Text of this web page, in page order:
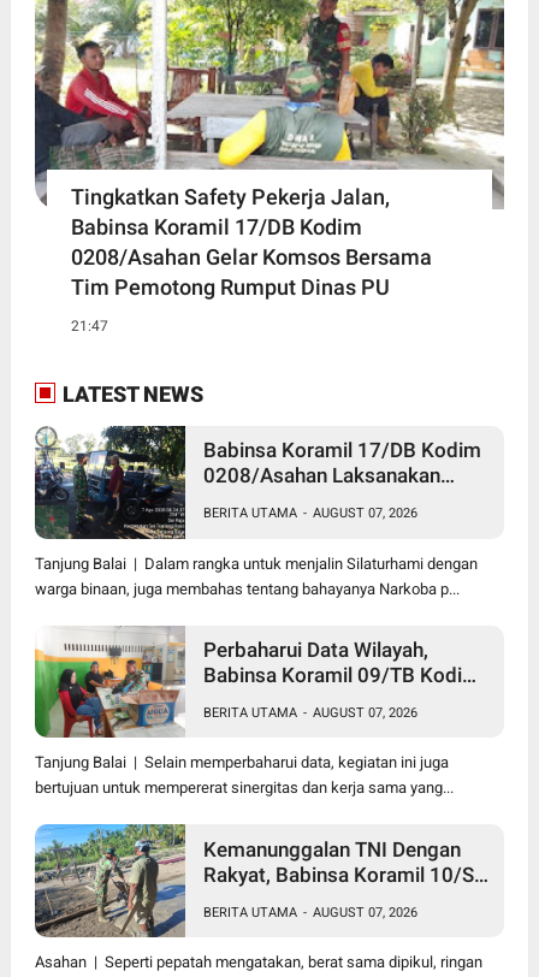
Tingkatkan Safety Pekerja Jalan,
Babinsa Koramil 17/DB Kodim
0208/Asahan Gelar Komsos Bersama
Tim Pemotong Rumput Dinas PU
21:47
LATEST NEWS
Babinsa Koramil 17/DB Kodim
0208/Asahan Laksanakan
BERITA UTAMA - AUGUST 07, 2026
Tanjung Balai | Dalam rangka untuk menjalin Silaturhami dengan
warga binaan, juga membahas tentang bahayanya Narkoba p...
Perbaharui Data Wilayah,
Babinsa Koramil 09/TB Kodim
Ter Di Kantor Kelurahan
BERITA UTAMA - AUGUST 07, 2026
Tanjung Balai | Selain memperbaharui data, kegiatan ini juga
bertujuan untuk mempererat sinergitas dan kerja sama yang...
Kemanunggalan TNI Dengan
Rakyat, Babinsa Koramil 10/SK
(Cor) Bangun Rumah Warga
BERITA UTAMA - AUGUST 07, 2026
Asahan | Seperti pepatah mengatakan, berat sama dipikul, ringan